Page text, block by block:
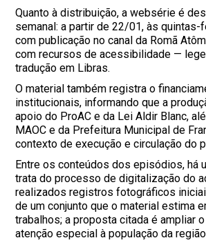
Quanto à distribuição, a websérie é
semanal: a partir de 22/01, às
com publicação no canal da Romã
com recursos de acessibilidade —
tradução em Libras.
O material também registra o
institucionais, informando que a
apoio do ProAC e da Lei Aldir Blanc,
MAOC e da Prefeitura Municipal de
contexto de execução e circulação do
Entre os conteúdos dos episódios, há
trata do processo de digitalização do
realizados registros fotográficos
de um conjunto que o material estima
trabalhos; a proposta citada é ampliar
atenção especial à população da